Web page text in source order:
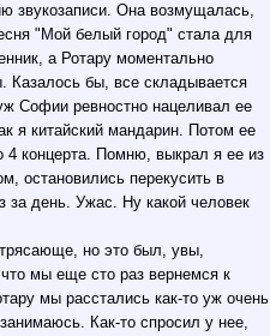
звукозаписи. Она возмущалась,
"Мой белый город" стала для
а Ротару моментально
Казалось бы, все складывается
Софии ревностно нацеливал ее
я китайский мандарин. Потом ее
4 концерта. Помню, выкрал я ее из
остановились перекусить в
за день. Ужас. Ну какой человек
но это был, увы,
мы еще сто раз вернемся к
мы расстались как-то уж очень
Как-то спросил у нее,